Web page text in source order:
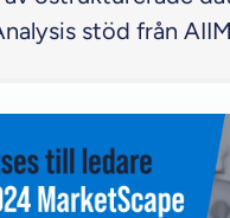
stöd från